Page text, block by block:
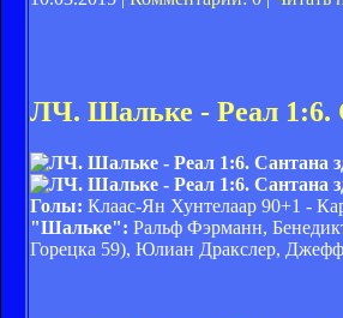
ЛЧ. Шальке - Реал 1:6.
Голы: Клаас-Ян Хунтелаар 90+1 -
"Шальке": Ральф Фэрманн,
Горецка 59), Юлиан Дракслер,